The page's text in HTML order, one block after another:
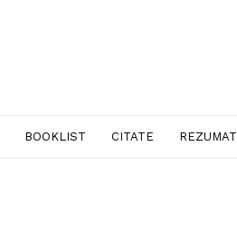
BOOKLIST CITATE REZUMAT